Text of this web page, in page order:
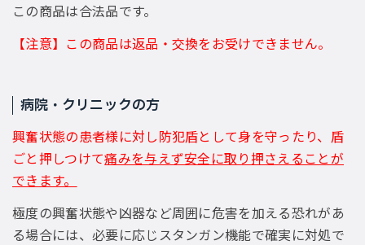
この商品は合法品です。
【注意】この商品は返品・交換をお受けできません。
病院・クリニックの方
興奮状態の患者様に対し防犯盾として身を守ったり、盾
ごと押しつけて痛みを与えず安全に取り押さえることが
できます。
極度の興奮状態や凶器など周囲に危害を加える恐れがあ
る場合には、必要に応じスタンガン機能で確実に対処で